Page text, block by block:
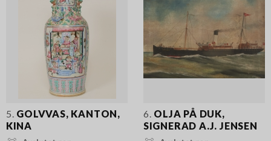
5. GOLVVAS, KANTON,
KINA
6. OLJA PÅ DUK,
SIGNERAD A.J. JENSEN